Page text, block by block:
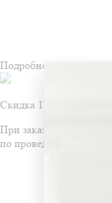
Подробнее
Скидка 12% на
При заказе услуг
по проведению